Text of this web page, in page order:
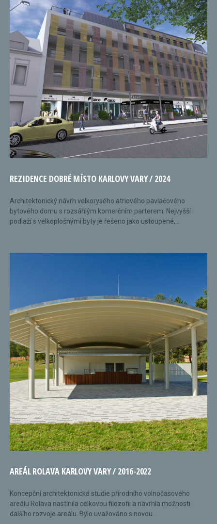
REZIDENCE DOBRÉ MÍSTO KARLOVY VARY / 2024
Architektonický návrh velkorysého atriového pavlačového
bytového domu s rozsáhlým komerčním parterem. Nejvyšší
podlaží s velkoplošnými byty je řešeno jako ustoupené,...
AREÁL ROLAVA KARLOVY VARY / 2016-2022
Koncepční architektonická studie přírodního volnočasového
areálu Rolava nastínila celkovou filozofii a navrhla možnosti
dalšího rozvoje areálu. Bylo uvažováno s novou...